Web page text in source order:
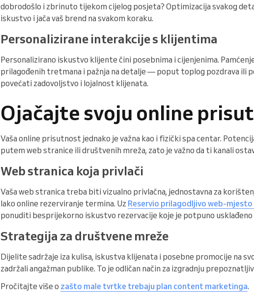
dobrodošlo i zbrinuto tijekom cijelog posjeta? Optimizacija svakog
iskustvo i jača vaš brend na svakom koraku.
Personalizirane interakcije s klijentima
Personalizirano iskustvo klijente čini posebnima i cijenjenima.
prilagođenih tretmana i pažnja na detalje — poput toplog pozdrava ili
povećati zadovoljstvo i lojalnost klijenata.
Ojačajte svoju online
Vaša online prisutnost jednako je važna kao i fizički spa centar.
putem web stranice ili društvenih mreža, zato je važno da ti kanali
Web stranica koja privlači
Vaša web stranica treba biti vizualno privlačna, jednostavna za
lako online rezerviranje termina. Uz Reservio prilagodljivo web-mjesto
ponuditi besprijekorno iskustvo rezervacije koje je potpuno
Strategija za društvene mreže
Dijelite sadržaje iza kulisa, iskustva klijenata i posebne promocije na
zadržali angažman publike. To je odličan način za izgradnju
Pročitajte više o zašto male tvrtke trebaju plan content marketinga.